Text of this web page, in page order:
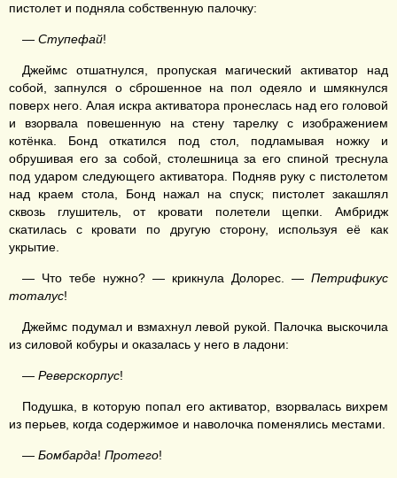
пистолет и подняла собственную палочку:
— Ступефай!
Джеймс отшатнулся, пропуская магический активатор над
собой, запнулся о сброшенное на пол одеяло и шмякнулся
поверх него. Алая искра активатора пронеслась над его головой
и взорвала повешенную на стену тарелку с изображением
котёнка. Бонд откатился под стол, подламывая ножку и
обрушивая его за собой, столешница за его спиной треснула
под ударом следующего активатора. Подняв руку с пистолетом
над краем стола, Бонд нажал на спуск; пистолет закашлял
сквозь глушитель, от кровати полетели щепки. Амбридж
скатилась с кровати по другую сторону, используя её как
укрытие.
— Что тебе нужно? — крикнула Долорес. — Петрификус
тоталус!
Джеймс подумал и взмахнул левой рукой. Палочка выскочила
из силовой кобуры и оказалась у него в ладони:
— Реверскорпус!
Подушка, в которую попал его активатор, взорвалась вихрем
из перьев, когда содержимое и наволочка поменялись местами.
— Бомбарда! Протего!